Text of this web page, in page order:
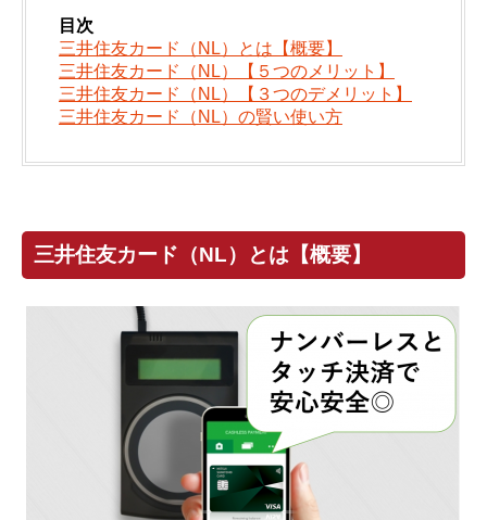
目次
三井住友カード（NL）とは【概要】
三井住友カード（NL）【５つのメリット】
三井住友カード（NL）【３つのデメリット】
三井住友カード（NL）の賢い使い方
三井住友カード（NL）とは【概要】